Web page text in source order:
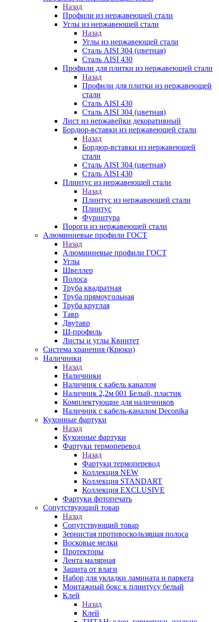
Назад
Профили из нержавеющей стали
Углы из нержавеющей стали
Назад
Углы из нержавеющей стали
Сталь AISI 304 (цветная)
Сталь AISI 430
Профили для плитки из нержавеющей стали
Назад
Профили для плитки из нержавеющей
стали
Сталь AISI 430
Сталь AISI 304 (цветная)
Лист из нержавейки декоративный
Бордюр-вставки из нержавеющей стали
Назад
Бордюр-вставки из нержавеющей
стали
Сталь AISI 304 (цветная)
Сталь AISI 430
Плинтус из нержавеющей стали
Назад
Плинтус из нержавеющей стали
Плинтус
Фурнитура
Пороги из нержавеющей стали
Алюминиевые профили ГОСТ
Назад
Алюминиевые профили ГОСТ
Углы
Швеллер
Полоса
Труба квадратная
Труба прямоугольная
Труба круглая
Тавр
Двутавр
Ш-профиль
Листы и углы Квинтет
Система хранения (Крюки)
Наличники
Назад
Наличники
Наличник с кабель каналом
Наличник 2,2м 001 Белый, пластик
Комплектующие для наличников
Наличник с кабель-каналом Deconika
Кухонные фартуки
Назад
Кухонные фартуки
Фартуки термоперевод
Назад
Фартуки термоперевод
Коллекция NEW
Коллекция STANDART
Коллекция EXCLUSIVE
Фартуки фотопечать
Сопутствующий товар
Назад
Сопутствующий товар
Зернистая противоскользящая полоса
Восковые мелки
Протекторы
Лента малярная
Защита от влаги
Набор для укладки ламината и паркета
Монтажный бокс к плинтусу белый
Клей
Назад
Клей